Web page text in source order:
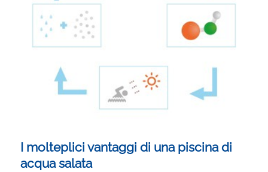
I molteplici vantaggi di una piscina di
acqua salata